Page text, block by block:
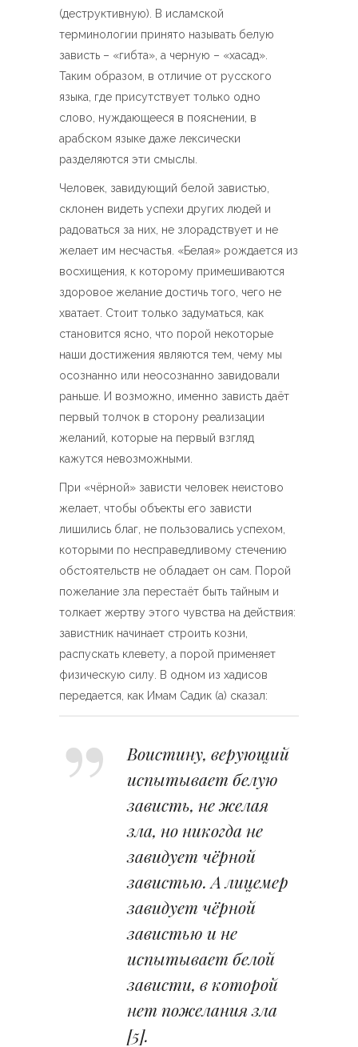
(деструктивную). В исламской
терминологии принято называть белую
зависть – «гибта», а черную – «хасад».
Таким образом, в отличие от русского
языка, где присутствует только одно
слово, нуждающееся в пояснении, в
арабском языке даже лексически
разделяются эти смыслы.
Человек, завидующий белой завистью,
склонен видеть успехи других людей и
радоваться за них, не злорадствует и не
желает им несчастья. «Белая» рождается из
восхищения, к которому примешиваются
здоровое желание достичь того, чего не
хватает. Стоит только задуматься, как
становится ясно, что порой некоторые
наши достижения являются тем, чему мы
осознанно или неосознанно завидовали
раньше. И возможно, именно зависть даёт
первый толчок в сторону реализации
желаний, которые на первый взгляд
кажутся невозможными.
При «чёрной» зависти человек неистово
желает, чтобы объекты его зависти
лишились благ, не пользовались успехом,
которыми по несправедливому стечению
обстоятельств не обладает он сам. Порой
пожелание зла перестаёт быть тайным и
толкает жертву этого чувства на действия:
завистник начинает строить козни,
распускать клевету, а порой применяет
физическую силу. В одном из хадисов
передается, как Имам Садик (а) сказал:
Воистину, верующий
испытывает белую
зависть, не желая
зла, но никогда не
завидует чёрной
завистью. А лицемер
завидует чёрной
завистью и не
испытывает белой
зависти, в которой
нет пожелания зла
[5].